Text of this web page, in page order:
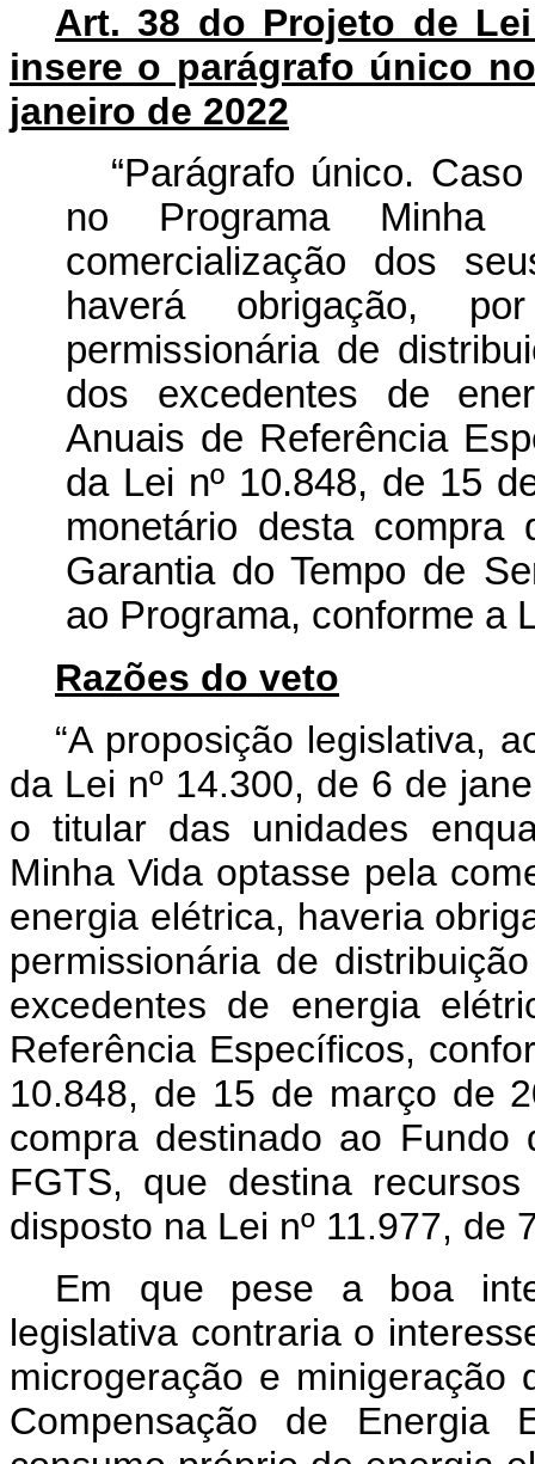
Art. 38 do Projeto de
insere o parágrafo único
janeiro de 2022
“Parágrafo único.
no Programa
comercialização dos
haverá obrigação,
permissionária de
dos excedentes de
Anuais de Referência
da Lei nº 10.848, de 15
monetário desta
Garantia do Tempo de
ao Programa, conforme a
Razões do veto
“A proposição legislativa,
da Lei nº 14.300, de 6 de
o titular das unidades
Minha Vida optasse pela
energia elétrica, haveria
permissionária de
excedentes de energia
Referência Específicos,
10.848, de 15 de março de
compra destinado ao
FGTS, que destina
disposto na Lei nº 11.977, de
Em que pese a boa
legislativa contraria o
microgeração e
Compensação de Energia